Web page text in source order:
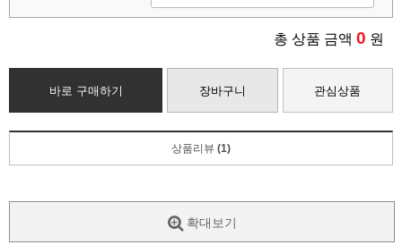
총 상품 금액 0 원
바로 구매하기 장바구니 관심상품
상품리뷰 (1)
확대보기